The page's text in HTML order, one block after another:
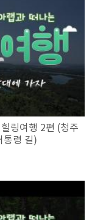
링여행 2편 (청주
통령 길)